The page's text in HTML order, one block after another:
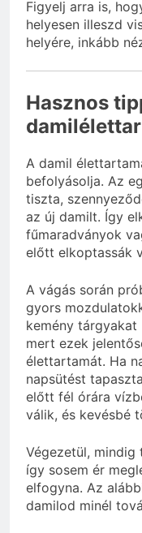
Figyelj arra is,
helyesen illeszd
helyére, inkább
Hasznos
A damil
befolyásolja. Az
tiszta,
az új damilt. Így
fűmaradványok
előtt elkoptassák
A vágás során
gyors
kemény tárgyakat
mert ezek
élettartamát. Ha
napsütést
előtt fél órára
válik, és kevésbé
Végezetül,
így sosem ér
elfogyna. Az
damilod minél